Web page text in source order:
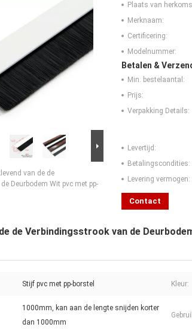
van de de
Deurbodem Wit pvc met pp-
Plaats van
Merknaam:
Certificering:
Modelnummer:
Betalen &
Min. bestelaantal:
Prijs:
Verpakking Details:
Levertijd:
Betalingscondities:
Levering vermogen:
Contact
de Verbindingsstrook van de
Stijf pvc met pp-borstel Kleur:
1000mm, kan aan de lengte snijden korter
dan 1000mm